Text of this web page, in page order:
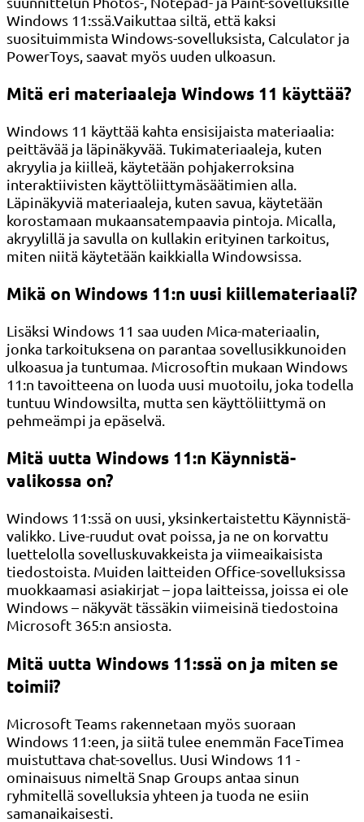
Windows 11:ssä.Vaikuttaa siltä, ​​että kaksi
suosituimmista Windows-sovelluksista, Calculator ja
PowerToys, saavat myös uuden ulkoasun.
Mitä eri materiaaleja Windows 11 käyttää?
Windows 11 käyttää kahta ensisijaista materiaalia:
peittävää ja läpinäkyvää. Tukimateriaaleja, kuten
akryylia ja kiilleä, käytetään pohjakerroksina
interaktiivisten käyttöliittymäsäätimien alla.
Läpinäkyviä materiaaleja, kuten savua, käytetään
korostamaan mukaansatempaavia pintoja. Micalla,
akryylillä ja savulla on kullakin erityinen tarkoitus,
miten niitä käytetään kaikkialla Windowsissa.
Mikä on Windows 11:n uusi kiillemateriaali?
Lisäksi Windows 11 saa uuden Mica-materiaalin,
jonka tarkoituksena on parantaa sovellusikkunoiden
ulkoasua ja tuntumaa. Microsoftin mukaan Windows
11:n tavoitteena on luoda uusi muotoilu, joka todella
tuntuu Windowsilta, mutta sen käyttöliittymä on
pehmeämpi ja epäselvä.
Mitä uutta Windows 11:n Käynnistä-
valikossa on?
Windows 11:ssä on uusi, yksinkertaistettu Käynnistä-
valikko. Live-ruudut ovat poissa, ja ne on korvattu
luettelolla sovelluskuvakkeista ja viimeaikaisista
tiedostoista. Muiden laitteiden Office-sovelluksissa
muokkaamasi asiakirjat – jopa laitteissa, joissa ei ole
Windows – näkyvät tässäkin viimeisinä tiedostoina
Microsoft 365:n ansiosta.
Mitä uutta Windows 11:ssä on ja miten se
toimii?
Microsoft Teams rakennetaan myös suoraan
Windows 11:een, ja siitä tulee enemmän FaceTimea
muistuttava chat-sovellus. Uusi Windows 11 -
ominaisuus nimeltä Snap Groups antaa sinun
ryhmitellä sovelluksia yhteen ja tuoda ne esiin
samanaikaisesti.